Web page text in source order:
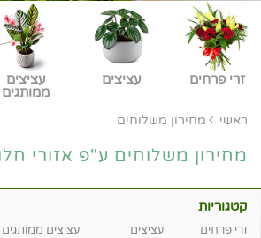
זרי פרחים עציצים
עציצים
ממותגים
ראשי מחירון משלוחים
מחירון משלוחים ע"פ אזורי
קטגוריות
זרי פרחים עציצים עציצים ממותגים